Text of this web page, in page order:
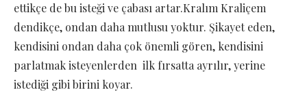
ettikçe de bu isteği ve çabası artar.Kralım Kraliçem
dendikçe, ondan daha mutlusu yoktur. Şikayet eden,
kendisini ondan daha çok önemli gören, kendisini
parlatmak isteyenlerden ilk fırsatta ayrılır, yerine
istediği gibi birini koyar.